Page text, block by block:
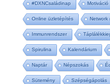
#DXNCsaládinap Motiváció
Online üzletépítés Network
Immunrendszer
Spirulina Kalendárium
Naptár Népszokás
Sütemény Szépségápolás